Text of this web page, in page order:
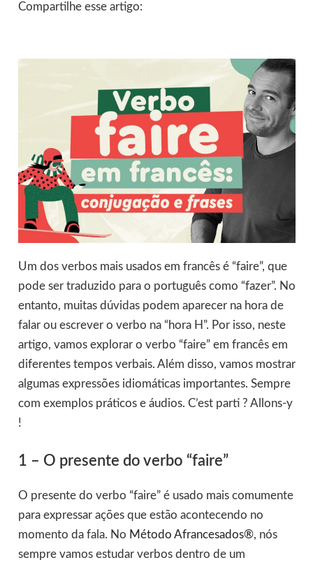
Compartilhe esse artigo:
Um dos verbos mais usados em francês é “faire”, que
pode ser traduzido para o português como “fazer”. No
entanto, muitas dúvidas podem aparecer na hora de
falar ou escrever o verbo na “hora H”. Por isso, neste
artigo, vamos explorar o verbo “faire” em francês em
diferentes tempos verbais. Além disso, vamos mostrar
algumas expressões idiomáticas importantes. Sempre
com exemplos práticos e áudios. C’est parti ? Allons-y
!
1 – O presente do verbo “faire”
O presente do verbo “faire” é usado mais comumente
para expressar ações que estão acontecendo no
momento da fala. No Método Afrancesados®, nós
sempre vamos estudar verbos dentro de um